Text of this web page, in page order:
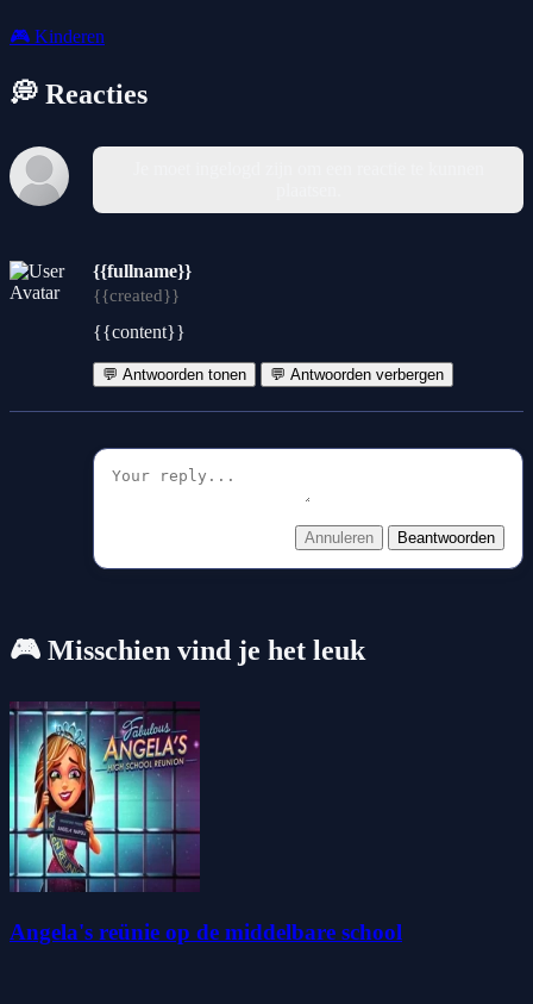
🎮 Kinderen
💭 Reacties
{{fullname}}
{{created}}
{{content}}
💬 Antwoorden tonen 💬 Antwoorden verbergen
Annuleren Beantwoorden
🎮 Misschien vind je het leuk
Angela's reünie op de middelbare school